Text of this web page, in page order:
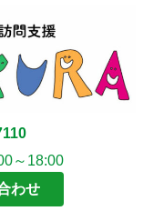
～18:00
わせ